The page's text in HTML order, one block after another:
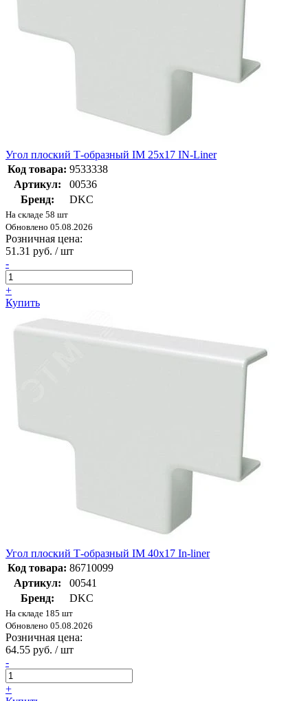
Угол плоский Т-образный IM 25x17 IN-Liner
Код товара: 9533338
Артикул:
00536
Бренд:
DKC
На складе 58 шт
Обновлено 05.08.2026
Розничная цена:
51.31 руб. / шт
-
+
Купить
Угол плоский Т-образный IM 40х17 In-liner
Код товара: 86710099
Артикул:
00541
Бренд:
DKC
На складе 185 шт
Обновлено 05.08.2026
Розничная цена:
64.55 руб. / шт
-
+